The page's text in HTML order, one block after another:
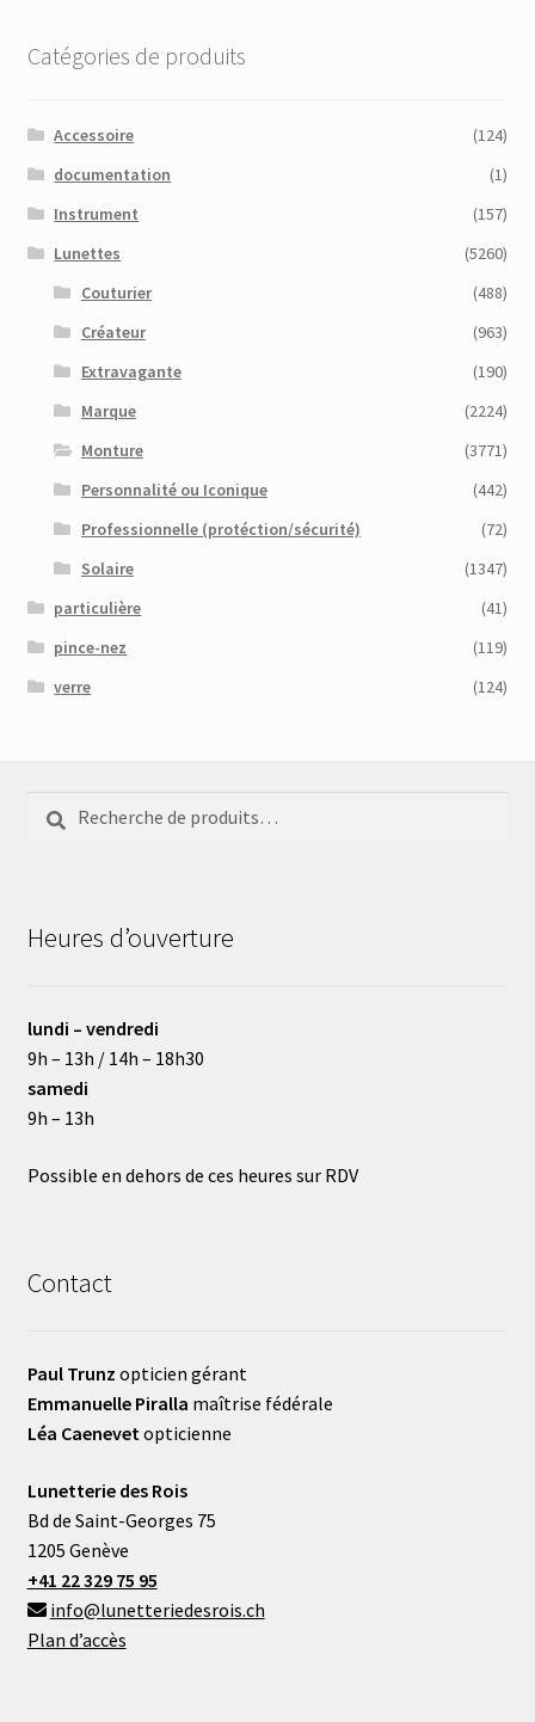
Catégories de produits
Accessoire
(124)
documentation
(1)
Instrument
(157)
Lunettes
(5260)
Couturier
(488)
Créateur
(963)
Extravagante
(190)
Marque
(2224)
Monture
(3771)
Personnalité ou Iconique
(442)
Professionnelle (protéction/sécurité)
(72)
Solaire
(1347)
particulière
(41)
pince-nez
(119)
verre
(124)
pour :
Heures d’ouverture
lundi – vendredi
9h – 13h / 14h – 18h30
samedi
9h – 13h
Possible en dehors de ces heures sur RDV
Contact
Paul Trunz opticien gérant
Emmanuelle Piralla maîtrise fédérale
Léa Caenevetopticienne
Lunetterie des Rois
Bd de Saint-Georges 75
1205 Genève
+41 22 329 75 95
info@lunetteriedesrois.ch
Plan d’accès